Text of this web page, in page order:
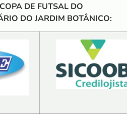
DE FUTSAL DO
DO JARDIM BOTÂNICO: